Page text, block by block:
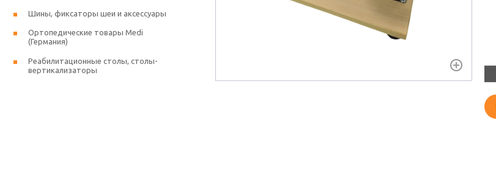
Шины, фиксаторы шеи и аксессуары
Ортопедические товары Medi
(Германия)
Реабилитационные столы, столы-
вертикализаторы